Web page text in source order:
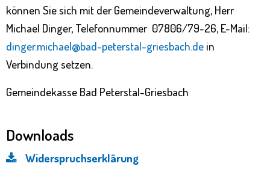
können Sie sich mit der Gemeindeverwaltung, Herr
Michael Dinger, Telefonnummer 07806/79-26, E-Mail:
dinger.michael@bad-peterstal-griesbach.de in
Verbindung setzen.
Gemeindekasse Bad Peterstal-Griesbach
Downloads
Widerspruchserklärung